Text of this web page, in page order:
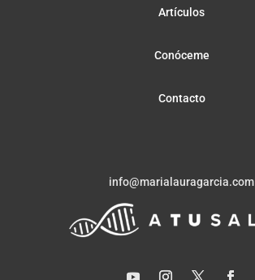
Artículos
Conóceme
Contacto
info@marialauragarcia.com